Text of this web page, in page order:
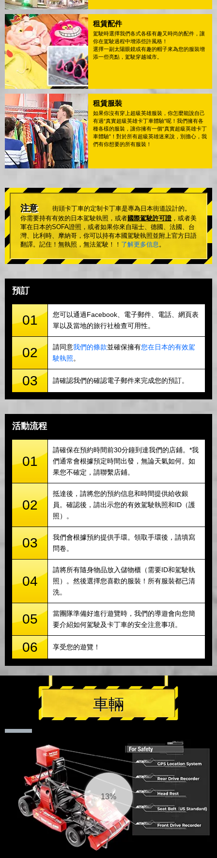
租賃配件
駕駛時選擇我們各式各樣有趣又時尚的配件，讓
你在駕駛過程中增添些許風格！
選擇一副太陽眼鏡或有趣的帽子來為您的服裝增
添一些亮點，駕駛穿越城市。
租賃服裝
如果你沒有穿上超級英雄服裝，你怎麼能說自己
有過“真實超級英雄卡丁車體驗”呢！我們擁有各
種各樣的服裝，讓你擁有一個“真實超級英雄卡丁
車體驗”！對於所有超級英雄迷來說，別擔心，我
們有你想要的所有服裝！
注意
街頭卡丁車的定制卡丁車是專為日本街道設計的。
你需要持有有效的日本駕駛執照，或者國際駕駛許可證 ，或者美
軍在日本的SOFA證照，或者如果你來自瑞士、德國、法國、台
灣、比利時、摩納哥，你可以持有本國駕駛執照並附上官方日語
翻譯。記住！無執照，無法駕駛！！ 了解更多信息。
預訂
01
您可以通過Facebook、電子郵件、電話、網頁表
單以及當地的旅行社檢查可用性。
02 請同意我們的條款並確保擁有您在日本的有效駕
駛執照。
03 請確認我們的確認電子郵件來完成您的預訂。
活動流程
01
請確保在預約時間前30分鐘到達我們的店鋪。*我
們通常會根據預定時間出發，無論天氣如何。如
果您不確定，請聯繫店鋪。
02
抵達後，請將您的預約信息和時間提供給收銀
員。確認後，請出示您的有效駕駛執照和ID（護
照）。
03
我們會根據預約提供手環。領取手環後，請填寫
問卷。
04
請將所有隨身物品放入儲物櫃（需要ID和駕駛執
照）。然後選擇您喜歡的服裝！所有服裝都已清
洗。
05
當團隊準備好進行遊覽時，我們的導遊會向您簡
要介紹如何駕駛及卡丁車的安全注意事項。
06 享受您的遊覽！
車輛
14%